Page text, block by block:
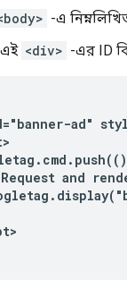
-এ
<div> -এর ID
ad"
and